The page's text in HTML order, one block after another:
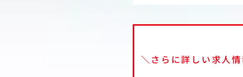
＼さらに詳しい求人